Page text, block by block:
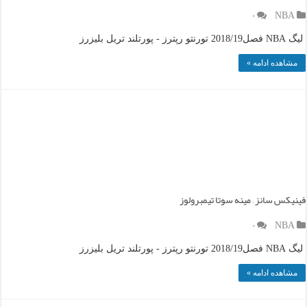
NBA
۰
لیگ NBA فصل2018/19 تورنتو رپترز - پورتلند تریل بلیزرز
مشاهده ادامه »
فینیکس سانز – مینه سوتا تیمبرولوز
NBA
۰
لیگ NBA فصل2018/19 تورنتو رپترز - پورتلند تریل بلیزرز
مشاهده ادامه »